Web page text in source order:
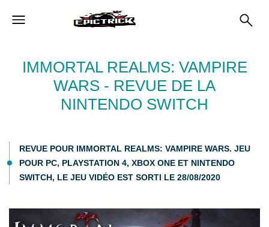
IMMORTAL REALMS: VAMPIRE
WARS - REVUE DE LA
NINTENDO SWITCH
REVUE POUR IMMORTAL REALMS: VAMPIRE WARS. JEU
POUR PC, PLAYSTATION 4, XBOX ONE ET NINTENDO
SWITCH, LE JEU VIDÉO EST SORTI LE 28/08/2020